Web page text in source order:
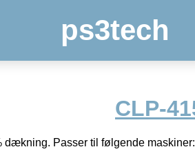
ps3tech
CLP-
dækning. Passer til følgende